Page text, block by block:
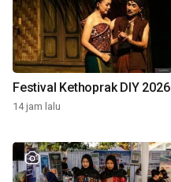
Festival Kethoprak DIY 2026
14 jam lalu